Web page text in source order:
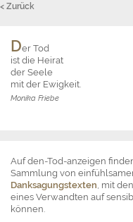
< Zurück
Der Tod
ist die Heirat
der Seele
mit der Ewigkeit.
Monika Friebe
Auf den-Tod-anzeigen
Sammlung von
Danksagungstexten, mit
eines Verwandten auf
können.